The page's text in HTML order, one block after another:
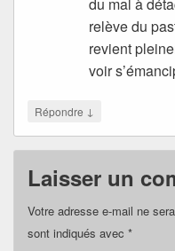
du mal à
relève du
revient
voir
Répondre ↓
Laisser un
Votre adresse e-mail ne
sont indiqués avec *